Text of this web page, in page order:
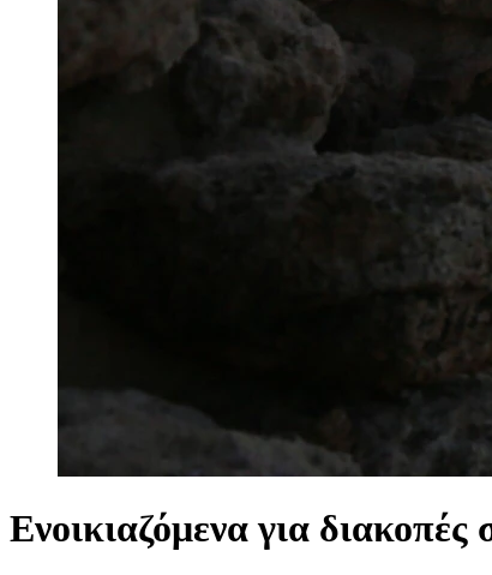
Ενοικιαζόμενα για